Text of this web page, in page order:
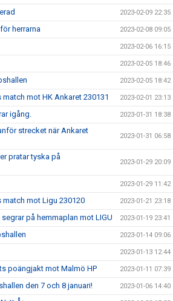
2023-02-09 22:35
herrarna 2023-02-08 09:05
2023-02-06 16:15
2023-02-05 18:46
2023-02-05 18:42
mot HK Ankaret 230131 2023-02-01 23:13
igång. 2023-01-31 18:38
strecket när Ankaret
2023-01-31 06:58
pratar tyska på
2023-01-29 20:09
2023-01-29 11:42
mot Ligu 230120 2023-01-21 23:18
på hemmaplan mot LIGU 2023-01-19 23:41
2023-01-14 09:06
2023-01-13 12:44
poängjakt mot Malmö HP 2023-01-11 07:39
den 7 och 8 januari! 2023-01-06 14:40